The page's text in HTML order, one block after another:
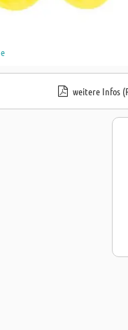
weitere Infos